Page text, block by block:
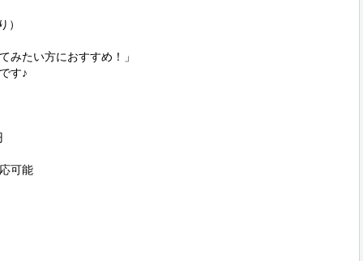
）
みたい方におすすめ！」
す♪